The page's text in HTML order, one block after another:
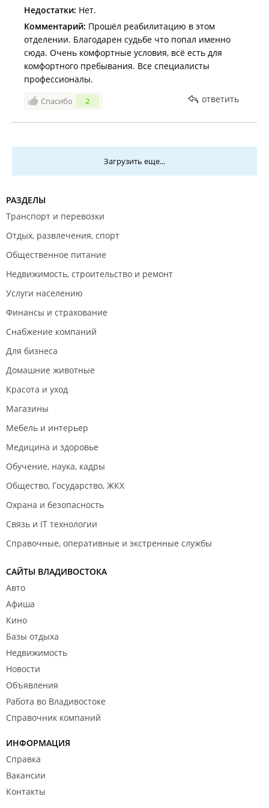
Недостатки: Нет.
Комментарий: Прошёл реабилитацию в этом
отделении. Благодарен судьбе что попал именно
сюда. Очень комфортные условия, всё есть для
комфортного пребывания. Все специалисты
профессионалы.
Спасибо 2 ответить
Загрузить еще...
РАЗДЕЛЫ
Транспорт и перевозки
Отдых, развлечения, спорт
Общественное питание
Недвижимость, строительство и ремонт
Услуги населению
Финансы и страхование
Снабжение компаний
Для бизнеса
Домашние животные
Красота и уход
Магазины
Мебель и интерьер
Медицина и здоровье
Обучение, наука, кадры
Общество, Государство, ЖКХ
Охрана и безопасность
Связь и IT технологии
Справочные, оперативные и экстренные службы
САЙТЫ ВЛАДИВОСТОКА
Авто
Афиша
Кино
Базы отдыха
Недвижимость
Новости
Объявления
Работа во Владивостоке
Справочник компаний
ИНФОРМАЦИЯ
Справка
Вакансии
Контакты